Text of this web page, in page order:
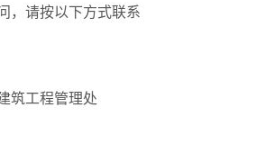
，请按以下方式联系
筑工程管理处